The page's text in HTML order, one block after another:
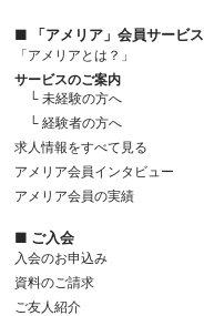
■ 「アメリア」会員サービス
「アメリアとは？」
サービスのご案内
└ 未経験の方へ
└ 経験者の方へ
求人情報をすべて見る
アメリア会員インタビュー
アメリア会員の実績
■ ご入会
入会のお申込み
資料のご請求
ご友人紹介